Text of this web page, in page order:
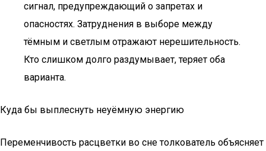
сигнал, предупреждающий о запретах и
опасностях. Затруднения в выборе между
тёмным и светлым отражают нерешительность.
Кто слишком долго раздумывает, теряет оба
варианта.
Куда бы выплеснуть неуёмную энергию
Переменчивость расцветки во сне толкователь объясняет